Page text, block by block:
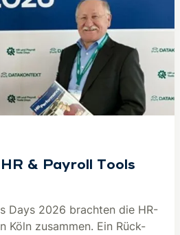
& Payroll Tools
Days 2026 brachten die HR-
Köln zusammen. Ein Rück-